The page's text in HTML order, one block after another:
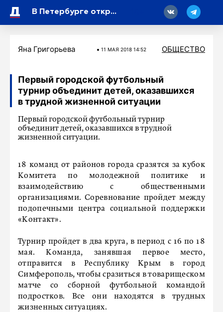
В Петербурге открыли выставку фронтовых художников ко Дню воинской славы
Яна Григорьева 11 МАЯ 2018 14:52 ОБЩЕСТВО
Первый городской футбольный
турнир объединит детей, оказавшихся
в трудной жизненной ситуации
Первый городской футбольный турнир
объединит детей, оказавшихся в трудной
жизненной ситуации.
18 команд от районов города сразятся за кубок
Комитета по молодежной политике и
взаимодействию с общественными
организациями. Соревнование пройдет между
подопечными центра социальной поддержки
«Контакт».
Турнир пройдет в два круга, в период с 16 по 18
мая. Команда, занявшая первое место,
отправится в Республику Крым в город
Симферополь, чтобы сразиться в товарищеском
матче со сборной футбольной командой
подростков. Все они находятся в трудных
жизненных ситуациях.